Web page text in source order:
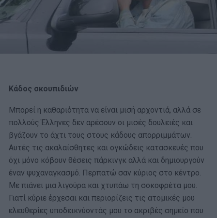
Κάδος σκουπιδιών
Μπορεί η καθαριότητα να είναι μισή αρχοντιά, αλλά σε
πολλούς Έλληνες δεν αρέσουν οι μισές δουλειές και
βγάζουν το άχτι τους στους κάδους απορριμμάτων.
Αυτές τις ακαλαίσθητες και ογκώδεις κατασκευές που
όχι μόνο κόβουν θέσεις πάρκινγκ αλλά και δημιουργούν
έναν ψυχαναγκασμό. Περπατώ σαν κύριος στο κέντρο.
Με πιάνει μια λιγούρα και χτυπάω τη σοκοφρέτα μου.
Γιατί κύριε έρχεσαι και περιορίζεις τις ατομικές μου
ελευθερίες υποδεικνύοντάς μου το ακριβές σημείο που